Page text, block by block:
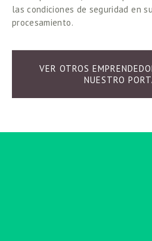
las condiciones de seguridad en
procesamiento.
VER OTROS
NUESTRO